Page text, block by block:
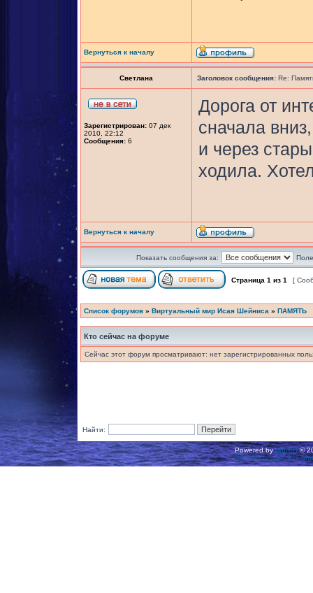
Вернуться к началу
Светлана Заголовок сообщения: Re:
Зарегистрирован: 07 дек
2010, 22:12
Сообщения: 6
Дорога от
сначала
и через
ходила.
Вернуться к началу
Показать сообщения за:
Страница 1 из 1 [
Список форумов » Виртуальный мир Исая Шейниса » ПАМЯТЬ
Кто сейчас на форуме
Сейчас этот форум просматривают: нет зарегистрированных
Найти:
Powered byphpBB©
Русская поддержка